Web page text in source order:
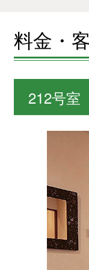
料金・
212号